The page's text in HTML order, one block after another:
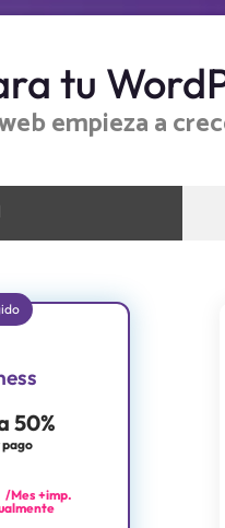
tu
empieza a
50%
/Mes +imp.